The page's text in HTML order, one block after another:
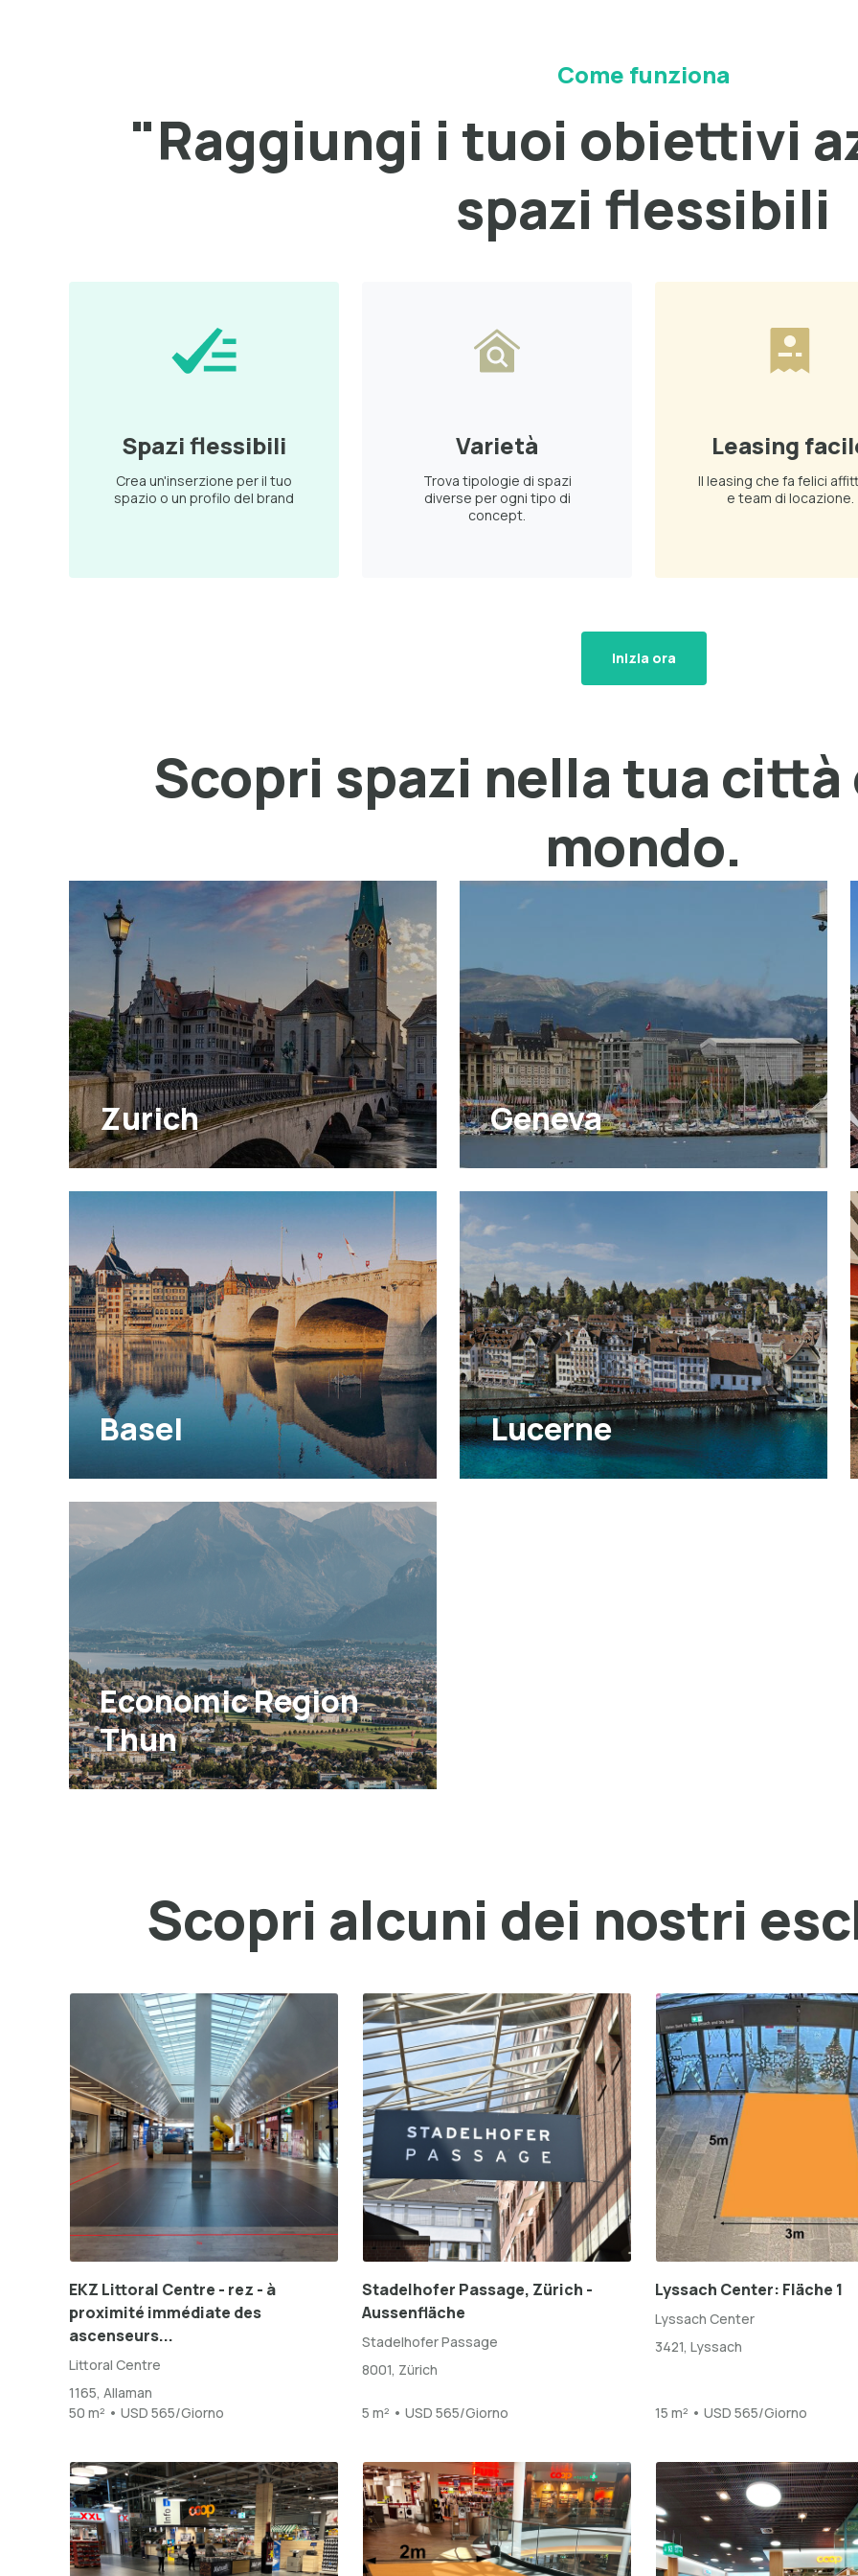
Come funziona
"Raggiungi i tuoi obiettivi
spazi flessibili
Spazi flessibili
Crea un'inserzione per il tuo
spazio o un profilo del brand
Varietà
Trova tipologie di spazi
diverse per ogni tipo di
concept.
Leasing
Il leasing che fa felici
e team di locazione.
Inizia ora
Scopri spazi nella tua
mondo.
Zurich Geneva
Basel Lucerne
Economic Region
Thun
Scopri alcuni dei nostri
EKZ Littoral Centre - rez - à
proximité immédiate des
ascenseurs...
Littoral Centre
1165, Allaman
50 m² • USD 565/Giorno
Stadelhofer Passage, Zürich -
Aussenfläche
Stadelhofer Passage
8001, Zürich
5 m² • USD 565/Giorno
Lyssach Center: Fläche 1
Lyssach Center
3421, Lyssach
15 m² • USD 565/Giorno